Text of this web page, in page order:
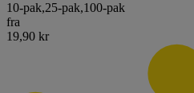
10-pak,25-pak,100-pak
fra
19,90 kr